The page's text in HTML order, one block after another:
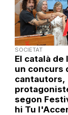
SOCIETAT
El català de
un concurs
cantautors,
segon
hi Tu